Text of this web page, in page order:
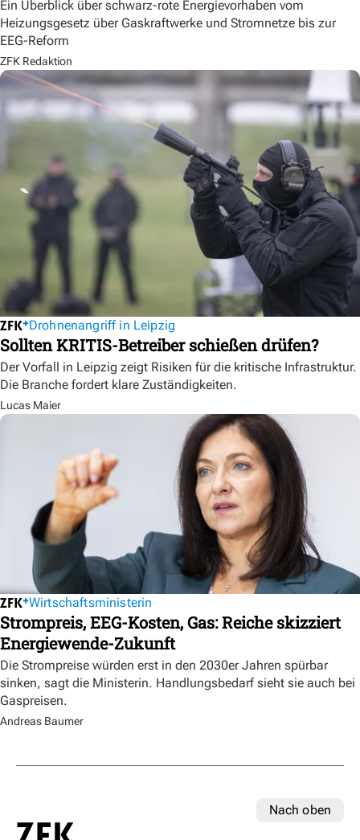
Ein Überblick über schwarz-rote Energievorhaben vom
Heizungsgesetz über Gaskraftwerke und Stromnetze bis zur
EEG-Reform
ZFK Redaktion
Drohnenangriff in Leipzig
Sollten KRITIS-Betreiber schießen drüfen?
Der Vorfall in Leipzig zeigt Risiken für die kritische Infrastruktur.
Die Branche fordert klare Zuständigkeiten.
Lucas Maier
Wirtschaftsministerin
Strompreis, EEG-Kosten, Gas: Reiche skizziert
Energiewende-Zukunft
Die Strompreise würden erst in den 2030er Jahren spürbar
sinken, sagt die Ministerin. Handlungsbedarf sieht sie auch bei
Gaspreisen.
Andreas Baumer
Nach oben